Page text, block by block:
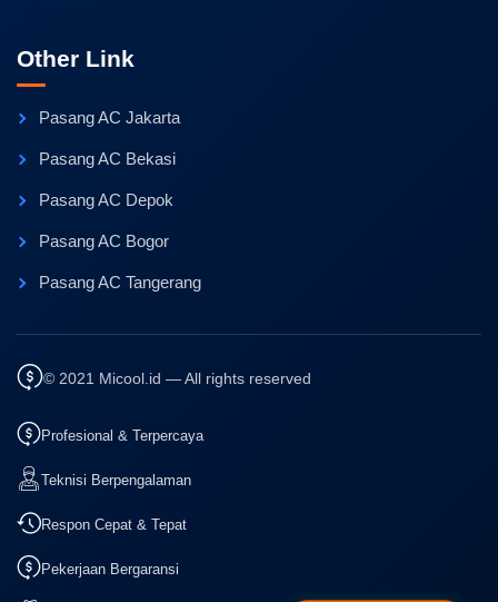
Other Link
Pasang AC Jakarta
Pasang AC Bekasi
Pasang AC Depok
Pasang AC Bogor
Pasang AC Tangerang
© 2021 Micool.id — All rights reserved
Profesional & Terpercaya
Teknisi Berpengalaman
Respon Cepat & Tepat
Pekerjaan Bergaransi